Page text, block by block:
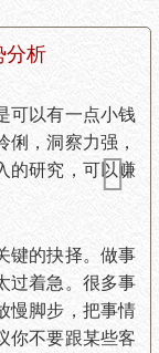
分析
可以有一点小钱
，洞察力强，
的研究，可以赚
键的抉择。做事
过着急。很多事
慢脚步，把事情
你不要跟某些客